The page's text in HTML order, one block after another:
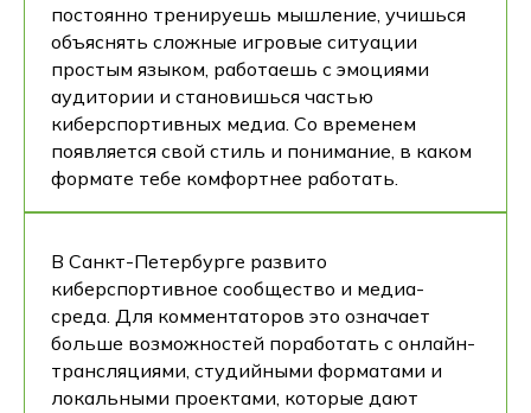
постоянно тренируешь мышление, учишься
объяснять сложные игровые ситуации
простым языком, работаешь с эмоциями
аудитории и становишься частью
киберспортивных медиа. Со временем
появляется свой стиль и понимание, в каком
формате тебе комфортнее работать.
В Санкт-Петербурге развито
киберспортивное сообщество и медиа-
среда. Для комментаторов это означает
больше возможностей поработать с онлайн-
трансляциями, студийными форматами и
локальными проектами, которые дают